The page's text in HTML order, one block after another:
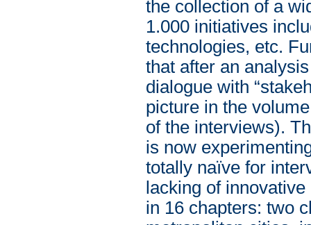
the collection of a
1.000 initiatives
technologies, etc.
that after an
dialogue with
picture in the
of the interviews).
is now
totally naïve for
lacking of
in 16 chapters: two